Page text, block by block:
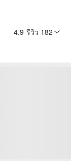
4.9 รีวิว 182